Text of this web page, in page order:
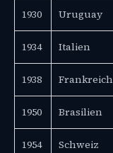
1930 Uruguay
1934 Italien
1938 Frankreich
1950 Brasilien
1954 Schweiz